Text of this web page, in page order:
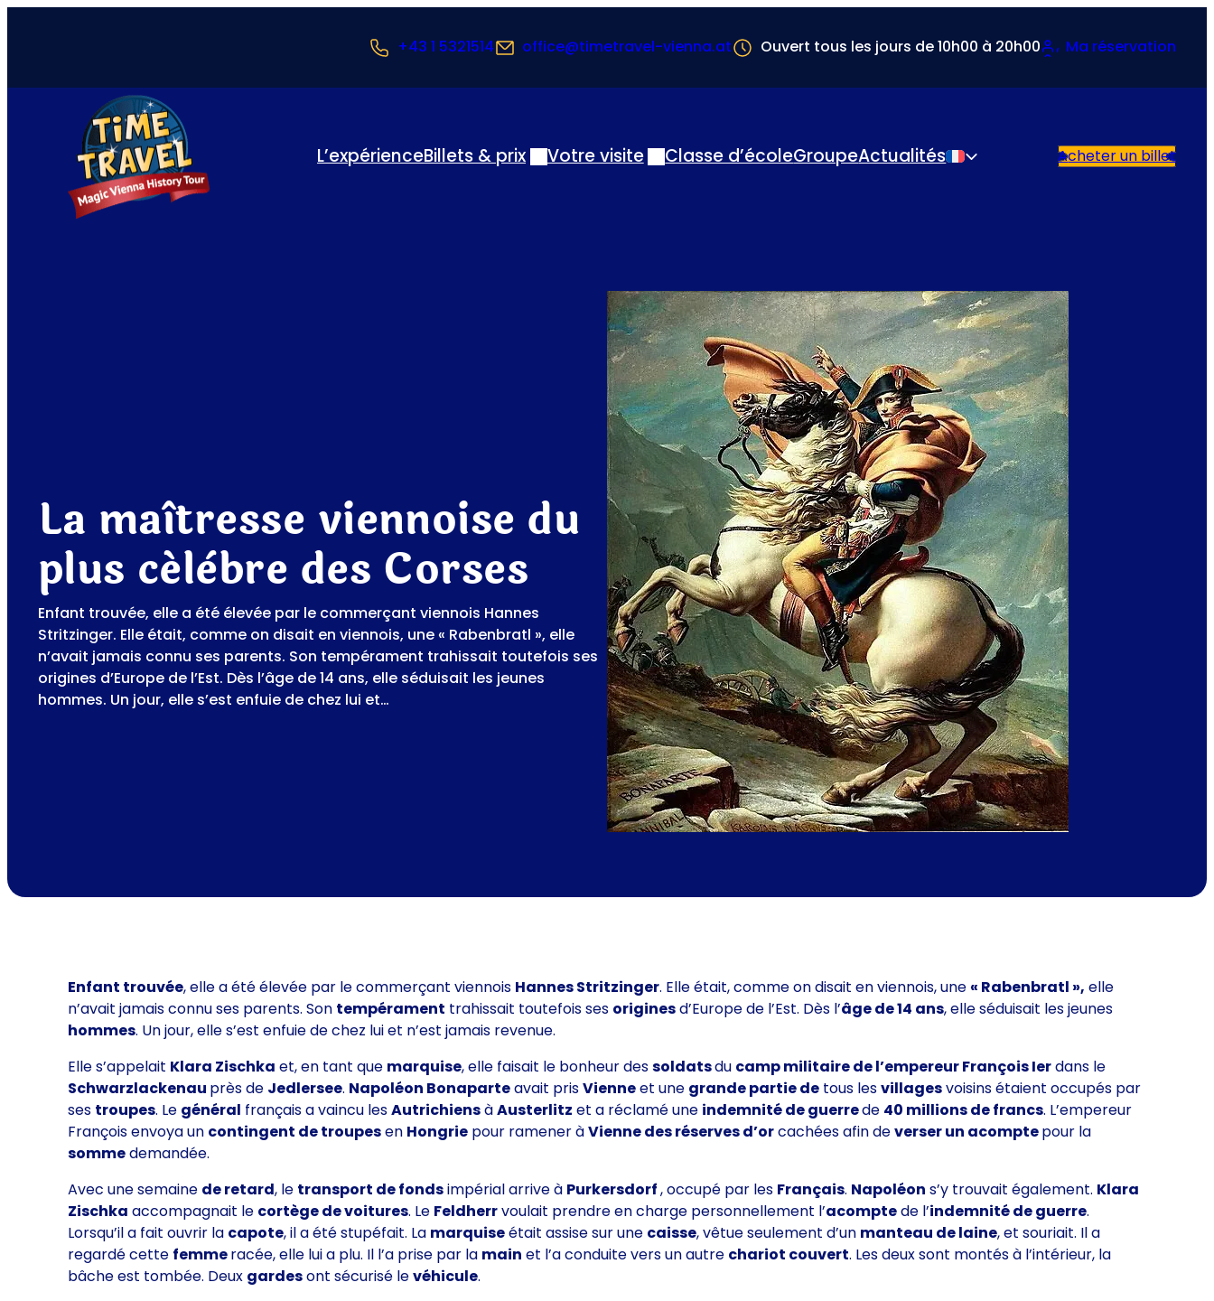
+43 1 5321514 office@timetravel-vienna.at Ouvert tous les jours de 10h00 à 20h00 Ma réservation
L’expérienceBillets & prix Votre visite Classe d’écoleGroupeActualités Français Acheter un billet
La maîtresse viennoise du
plus célèbre des Corses
Enfant trouvée, elle a été élevée par le commerçant viennois Hannes
Stritzinger. Elle était, comme on disait en viennois, une « Rabenbratl », elle
n’avait jamais connu ses parents. Son tempérament trahissait toutefois ses
origines d’Europe de l’Est. Dès l’âge de 14 ans, elle séduisait les jeunes
hommes. Un jour, elle s’est enfuie de chez lui et…
Enfant trouvée, elle a été élevée par le commerçant viennois Hannes Stritzinger. Elle était, comme on disait en viennois, une « Rabenbratl », elle
n’avait jamais connu ses parents. Son tempérament trahissait toutefois ses originesd’Europe de l’Est. Dès l’âge de 14 ans, elle séduisait les jeunes
hommes. Un jour, elle s’est enfuie de chez lui et n’est jamais revenue.
Elle s’appelait Klara Zischka et, en tant que marquise, elle faisait le bonheur dessoldatsdu camp militaire de l’empereur François Ierdans le
Schwarzlackenau près de Jedlersee. Napoléon Bonaparteavait prisVienneet une grande partie de tous lesvillagesvoisins étaient occupés par
ses troupes. Le général français a vaincu lesAutrichiensàAusterlitz et a réclamé une indemnité de guerrede 40 millions de francs. L’empereur
François envoya un contingent de troupesen Hongrie pour ramener àViennedes réserves d’orcachées afin deverser un acomptepour la
sommedemandée.
Avec une semaine de retard, le transport de fondsimpérial arrive à Purkersdorf, occupé par les Français. Napoléon s’y trouvait également. Klara
Zischka accompagnait le cortège de voitures. Le Feldherrvoulait prendre en charge personnellement l’acomptede l’indemnité de guerre.
Lorsqu’il a fait ouvrir la capote, il a été stupéfait. La marquiseétait assise sur une caisse, vêtue seulement d’un manteau de laine, et souriait. Il a
regardé cette femmeracée, elle lui a plu. Il l’a prise par la main et l’a conduite vers un autre chariot couvert. Les deux sont montés à l’intérieur, la
bâche est tombée. Deux gardesont sécurisé levéhicule.